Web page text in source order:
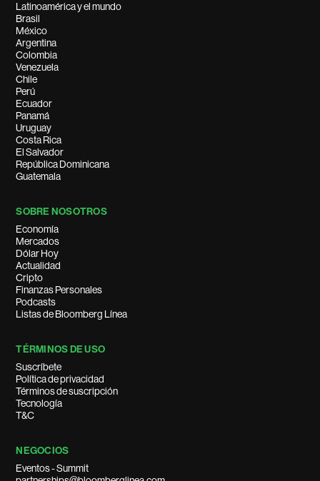
Latinoamérica y el mundo
Brasil
México
Argentina
Colombia
Venezuela
Chile
Perú
Ecuador
Panamá
Uruguay
Costa Rica
El Salvador
República Dominicana
Guatemala
SOBRE NOSOTROS
Economía
Mercados
Dólar Hoy
Actualidad
Cripto
Finanzas Personales
Podcasts
Listas de Bloomberg Línea
TÉRMINOS DE USO
Suscríbete
Política de privacidad
Términos de suscripción
Tecnología
T&C
NEGOCIOS
Eventos - Summit